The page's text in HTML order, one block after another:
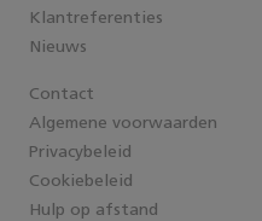
Klantreferenties
Nieuws
Contact
Algemene voorwaarden
Privacybeleid
Cookiebeleid
Hulp op afstand